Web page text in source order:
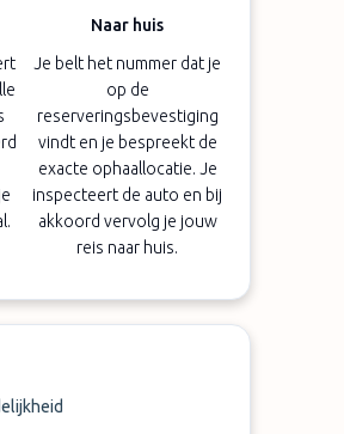
Naar huis
Je belt het nummer dat je
op de
reserveringsbevestiging
vindt en je bespreekt de
exacte ophaallocatie. Je
inspecteert de auto en bij
akkoord vervolg je jouw
reis naar huis.